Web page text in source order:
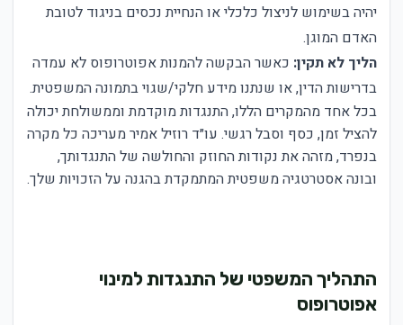
יהיה בשימוש לניצול כלכלי או הנחיית נכסים בניגוד לטובת
האדם המוגן.
הליך לא תקין: כאשר הבקשה להמנות אפוטרופוס לא עמדה
בדרישות הדין, או שנתנו מידע חלקי/שגוי בתמונה המשפטית.
בכל אחד מהמקרים הללו, התנגדות מוקדמת וממשולחת יכולה
להציל זמן, כסף וסבל רגשי. עו״ד רוזיל אמיר מעריכה כל מקרה
בנפרד, מזהה את נקודות החוזק והחולשה של התנגדותך,
ובונה אסטרטגיה משפטית המתמקדת בהגנה על הזכויות שלך.
התהליך המשפטי של התנגדות למינוי
אפוטרופוס